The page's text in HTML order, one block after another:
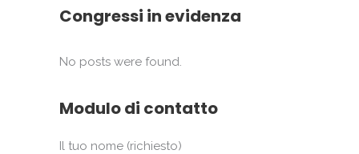
Congressi in evidenza
No posts were found.
Modulo di contatto
Il tuo nome (richiesto)